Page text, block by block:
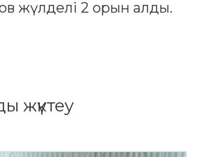
жүлделі 2 орын алды.
жүктеу